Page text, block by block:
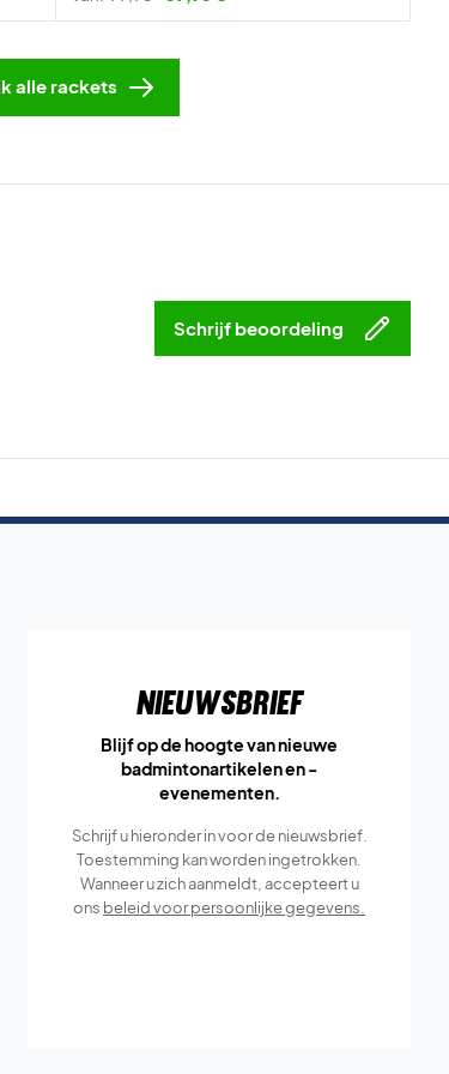
alle rackets
Schrijf beoordeling
Nieuwsbrief
Blijf op de hoogte van nieuwe
badmintonartikelen en -
evenementen.
Schrijf u hieronder in voor de nieuwsbrief.
Toestemming kan worden ingetrokken.
Wanneer u zich aanmeldt, accepteert u
ons beleid voor persoonlijke gegevens.